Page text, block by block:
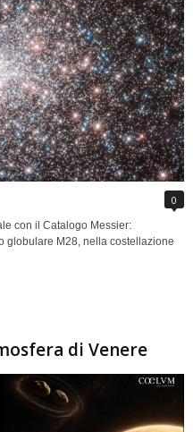
0
con il Catalogo Messier:
globulare M28, nella costellazione
di Venere